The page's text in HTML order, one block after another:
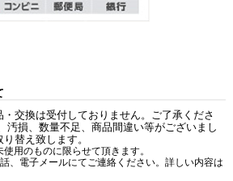
交換は受付しておりません。ご了承くださ
汚損、数量不足、商品間違い等がございまし
替え致します。
用のものに限らせて頂きます。
、電子メールにてご連絡ください。詳しい内容は